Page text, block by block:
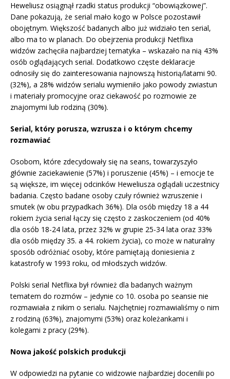
Heweliusz osiągnął rzadki status produkcji “obowiązkowej”.
Dane pokazują, że serial mało kogo w Polsce pozostawił
obojętnym. Większość badanych albo już widziało ten serial,
albo ma to w planach. Do obejrzenia produkcji Netflixa
widzów zachęciła najbardziej tematyka – wskazało na nią 43%
osób oglądających serial. Dodatkowo częste deklaracje
odnosiły się do zainteresowania najnowszą historią/latami 90.
(32%), a 28% widzów serialu wymieniło jako powody zwiastun
i materiały promocyjne oraz ciekawość po rozmowie ze
znajomymi lub rodziną (30%).
Serial, który porusza, wzrusza i o którym chcemy
rozmawiać
Osobom, które zdecydowały się na seans, towarzyszyło
głównie zaciekawienie (57%) i poruszenie (45%) – i emocje te
są większe, im więcej odcinków Heweliusza oglądali uczestnicy
badania. Często badane osoby czuły również wzruszenie i
smutek (w obu przypadkach 36%). Dla osób między 18 a 44
rokiem życia serial łączy się często z zaskoczeniem (od 40%
dla osób 18-24 lata, przez 32% w grupie 25-34 lata oraz 33%
dla osób między 35. a 44. rokiem życia), co może w naturalny
sposób odróżniać osoby, które pamiętają doniesienia z
katastrofy w 1993 roku, od młodszych widzów.
Polski serial Netflixa był również dla badanych ważnym
tematem do rozmów – jedynie co 10. osoba po seansie nie
rozmawiała z nikim o serialu. Najchętniej rozmawialiśmy o nim
z rodziną (63%), znajomymi (53%) oraz koleżankami i
kolegami z pracy (29%).
Nowa jakość polskich produkcji
W odpowiedzi na pytanie co widzowie najbardziej docenilii po